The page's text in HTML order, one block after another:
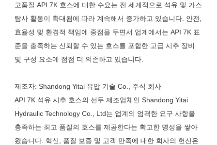
고품질 API 7K 호스에 대한 수요는 전 세계적으로 석유 및 가스
탐사 활동이 확대됨에 따라 계속해서 증가하고 있습니다. 안전,
효율성 및 환경적 책임에 중점을 두면서 업계에서는 API 7K 표
준을 충족하는 신뢰할 수 있는 호스를 포함한 고급 시추 장비
및 구성 요소에 점점 더 의존하고 있습니다.
제조자: Shandong Yitai 유압 기술 Co., 주식 회사
API 7K 석유 시추 호스의 선두 제조업체인 Shandong Yitai
Hydraulic Technology Co., Ltd는 업계의 엄격한 요구 사항을
충족하는 최고 품질의 호스를 제공한다는 확고한 명성을 쌓아
왔습니다. 혁신, 품질 보증 및 고객 만족에 대한 회사의 헌신은